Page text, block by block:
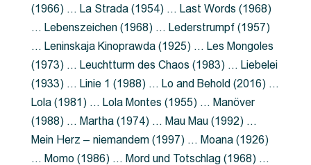
(1966) … La Strada (1954) … Last Words (1968)
… Lebenszeichen (1968) … Lederstrumpf (1957)
… Leninskaja Kinoprawda (1925) … Les Mongoles
(1973) … Leuchtturm des Chaos (1983) … Liebelei
(1933) … Linie 1 (1988) … Lo and Behold (2016) …
Lola (1981) … Lola Montes (1955) … Manöver
(1988) … Martha (1974) … Mau Mau (1992) …
Mein Herz – niemandem (1997) … Moana (1926)
… Momo (1986) … Mord und Totschlag (1968) …